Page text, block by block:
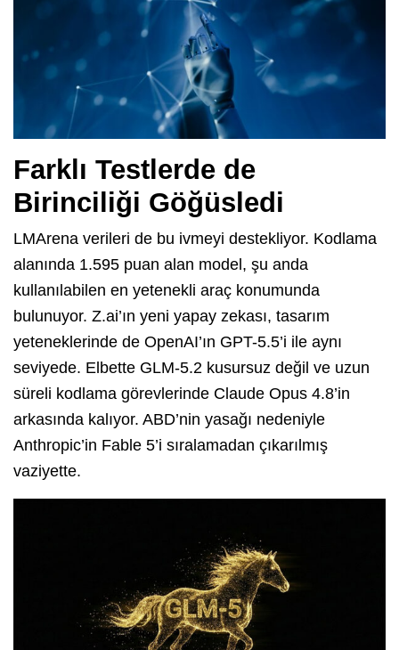
Farklı Testlerde de
Birinciliği Göğüsledi
LMArena verileri de bu ivmeyi destekliyor. Kodlama
alanında 1.595 puan alan model, şu anda
kullanılabilen en yetenekli araç konumunda
bulunuyor. Z.ai’ın yeni yapay zekası, tasarım
yeteneklerinde de OpenAI’ın GPT-5.5’i ile aynı
seviyede. Elbette GLM-5.2 kusursuz değil ve uzun
süreli kodlama görevlerinde Claude Opus 4.8’in
arkasında kalıyor. ABD’nin yasağı nedeniyle
Anthropic’in Fable 5’i sıralamadan çıkarılmış
vaziyette.